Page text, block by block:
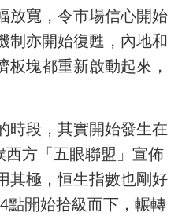
放寬，令市場信心開始
制亦開始復甦，內地和
板塊都重新啟動起來，
時段，其實開始發生在
西方「五眼聯盟」宣佈
其極，恒生指數也剛好
點開始拾級而下，輾轉